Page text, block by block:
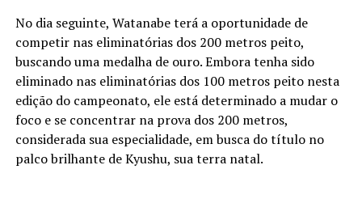
No dia seguinte, Watanabe terá a oportunidade de
competir nas eliminatórias dos 200 metros peito,
buscando uma medalha de ouro. Embora tenha sido
eliminado nas eliminatórias dos 100 metros peito nesta
edição do campeonato, ele está determinado a mudar o
foco e se concentrar na prova dos 200 metros,
considerada sua especialidade, em busca do título no
palco brilhante de Kyushu, sua terra natal.